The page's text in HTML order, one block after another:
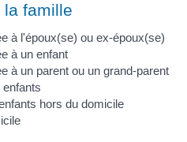
famille
à l'époux(se) ou ex-époux(se)
à un enfant
à un parent ou un grand-parent
hors du domicile